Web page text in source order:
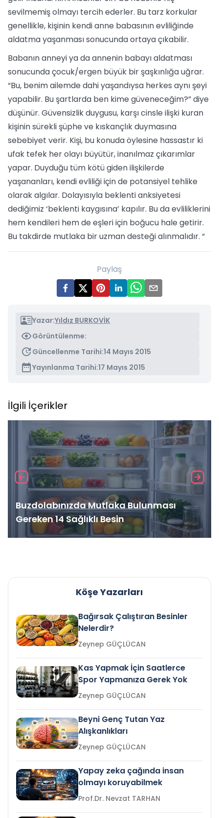
sevilmemiş olmayı tercih ederler. Bu tarz korkular
genellikle, kişinin kendi anne babasının evliliğinde
aldatma yaşanması sonucunda ortaya çıkabilir.
Babanın anneyi ya da annenin babayı aldatması
sonucunda çocuk/ergen büyük bir şaşkınlığa uğrar.
“Bu, benim ailemde dahi yaşandıysa herkes aynı şeyi
yapabilir. Bu şartlarda ben kime güveneceğim?” diye
düşünür. Güvensizlik duygusu, karşı cinsle ilişki kuran
kişinin sürekli şüphe ve kıskançlık duymasına
sebebiyet verir. Kişi, bu konuda öylesine hassastır ki
ufak tefek her olayı büyütür, inanılmaz çıkarımlar
yapar. Duyduğu tüm kötü giden ilişkilerde
yaşananları, kendi evliliği için de potansiyel tehlike
olarak algılar. Dolayısıyla beklenti anksiyetesi
dediğimiz ‘beklenti kaygısına’ kapılır. Bu da evliliklerini
hem kendileri hem de eşleri için boğucu hale getirir.
Bu takdirde mutlaka bir uzman desteği alınmalıdır. “
Paylaş
Yazar:Yıldız BURKOVİK
Görüntülenme:
Güncellenme Tarihi:14 Mayıs 2015
Yayınlanma Tarihi:17 Mayıs 2015
İlgili İçerikler
Buzdolabınızda Mutlaka Bulunması
Gereken 14 Sağlıklı Besin
Köşe Yazarları
Bağırsak Çalıştıran Besinler
Nelerdir?
Zeynep GÜÇLÜCAN
Kas Yapmak İçin Saatlerce
Spor Yapmanıza Gerek Yok
Zeynep GÜÇLÜCAN
Beyni Genç Tutan Yaz
Alışkanlıkları
Zeynep GÜÇLÜCAN
Yapay zeka çağında insan
olmayı koruyabilmek
Prof.Dr. Nevzat TARHAN